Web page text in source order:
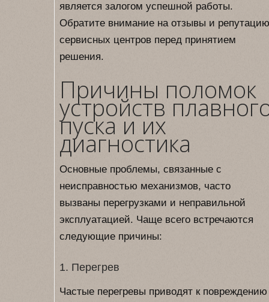
является залогом успешной работы.
Обратите внимание на отзывы и репутацию
сервисных центров перед принятием
решения.
Причины поломок
устройств
пуска и их
диагностика
Основные проблемы, связанные с
неисправностью механизмов, часто
вызваны перегрузками и неправильной
эксплуатацией. Чаще всего встречаются
следующие причины:
1. Перегрев
Частые перегревы приводят к повреждению